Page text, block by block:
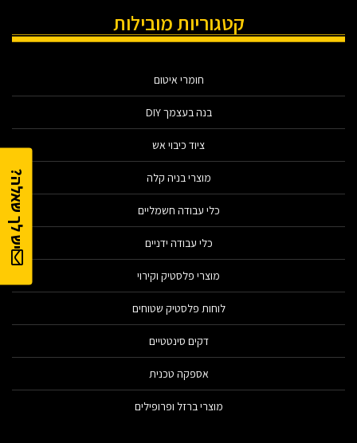
יש לך שאלה?
קטגוריות מובילות
חומרי איטום
בנה בעצמך DIY
ציוד כיבוי אש
מוצרי בניה קלה
כלי עבודה חשמליים
כלי עבודה ידניים
מוצרי פלסטיק וקירוי
לוחות פלסטיק שטוחים
דקים סינטטיים
אספקה טכנית
מוצרי ברזל ופרופילים